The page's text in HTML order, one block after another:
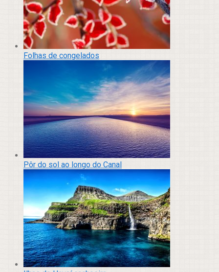
Folhas de congelados
Pôr do sol ao longo do Canal